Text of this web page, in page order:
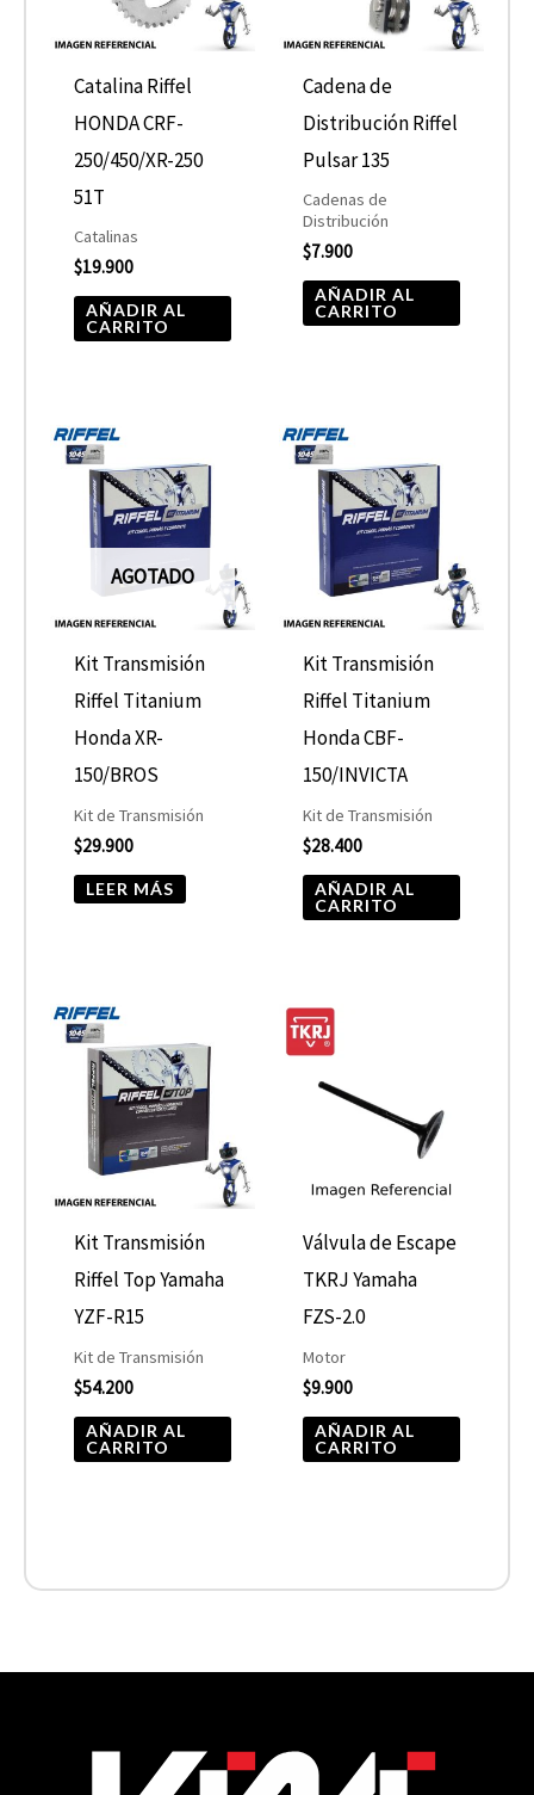
Catalina Riffel
HONDA CRF-
250/450/XR-250
51T
Catalinas
$19.900
AÑADIR AL
CARRITO
Cadena de
Distribución Riffel
Pulsar 135
Cadenas de
Distribución
$7.900
AÑADIR AL
CARRITO
AGOTADO
Kit Transmisión
Riffel Titanium
Honda XR-
150/BROS
Kit de Transmisión
$29.900
LEER MÁS
Kit Transmisión
Riffel Titanium
Honda CBF-
150/INVICTA
Kit de Transmisión
$28.400
AÑADIR AL
CARRITO
Kit Transmisión
Riffel Top Yamaha
YZF-R15
Kit de Transmisión
$54.200
AÑADIR AL
CARRITO
Válvula de Escape
TKRJ Yamaha
FZS-2.0
Motor
$9.900
AÑADIR AL
CARRITO